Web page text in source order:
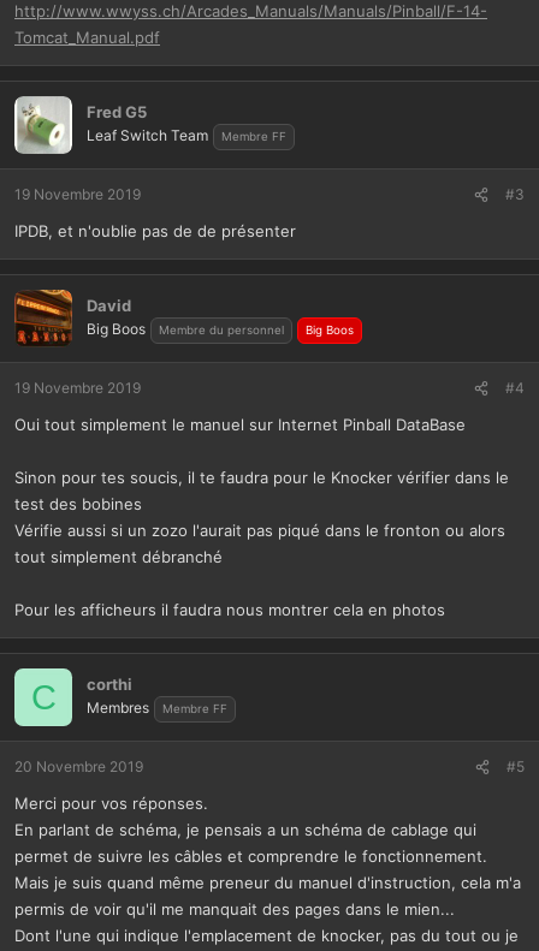
http://www.wwyss.ch/Arcades_Manuals/Manuals/Pinball/F-14-
Tomcat_Manual.pdf
Fred G5
Leaf Switch Team Membre FF
19 Novembre 2019 #3
IPDB, et n'oublie pas de de présenter
David
Big Boos Membre du personnel Big Boos
19 Novembre 2019 #4
Oui tout simplement le manuel sur Internet Pinball DataBase
Sinon pour tes soucis, il te faudra pour le Knocker vérifier dans le
test des bobines
Vérifie aussi si un zozo l'aurait pas piqué dans le fronton ou alors
tout simplement débranché
Pour les afficheurs il faudra nous montrer cela en photos
C corthi
Membres Membre FF
20 Novembre 2019 #5
Merci pour vos réponses.
En parlant de schéma, je pensais a un schéma de cablage qui
permet de suivre les câbles et comprendre le fonctionnement.
Mais je suis quand même preneur du manuel d'instruction, cela m'a
permis de voir qu'il me manquait des pages dans le mien...
Dont l'une qui indique l'emplacement de knocker, pas du tout ou je